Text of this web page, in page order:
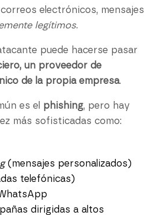
electrónicos, mensajes
legítimos.
puede hacerse pasar
un proveedor de
de la propia empresa.
es el phishing, pero hay
más sofisticadas como:
(mensajes personalizados)
telefónicas)
dirigidas a altos